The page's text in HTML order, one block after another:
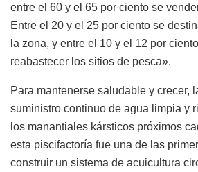
entre el 60 y el 65 por ciento se
Entre el 20 y el 25 por ciento se
la zona, y entre el 10 y el 12 por
reabastecer los sitios de pesca».
Para mantenerse saludable y crecer,
suministro continuo de agua limpia y
los manantiales kársticos próximos
esta piscifactoría fue una de las
construir un sistema de acuicultura